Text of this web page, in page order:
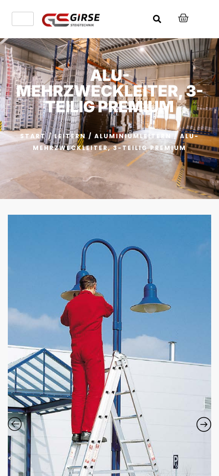
ALU-
MEHRZWECKLEITER, 3-
TEILIG PREMIUM
START/LEITERN/ ALUMINIUMLEITERN
/ ALU-
MEHRZWECKLEITER, 3-TEILIG PREMIUM